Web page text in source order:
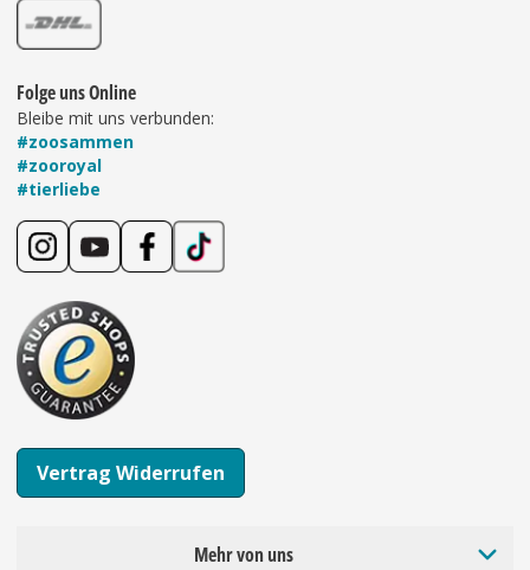
Folge uns Online
Bleibe mit uns verbunden:
#zoosammen
#zooroyal
#tierliebe
Vertrag Widerrufen
Mehr von uns